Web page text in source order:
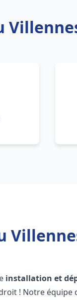
installation et
! Notre